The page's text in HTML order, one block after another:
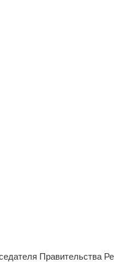
Правительства